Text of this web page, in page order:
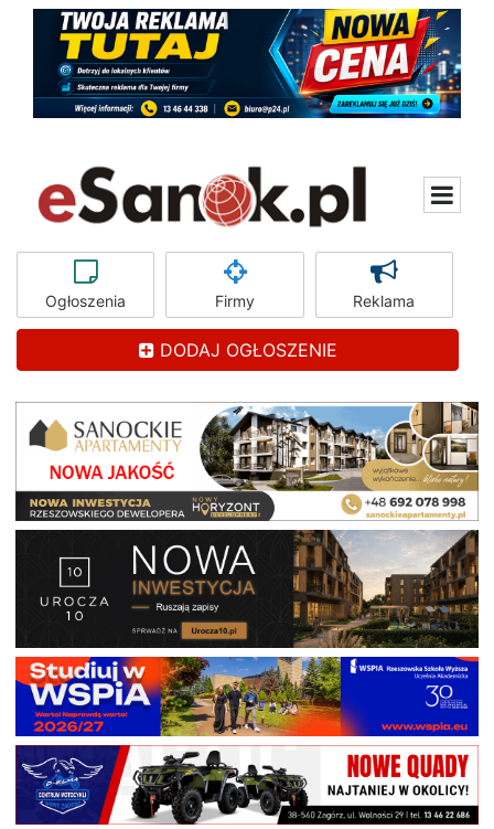
Ogłoszenia Firmy Reklama
DODAJ OGŁOSZENIE